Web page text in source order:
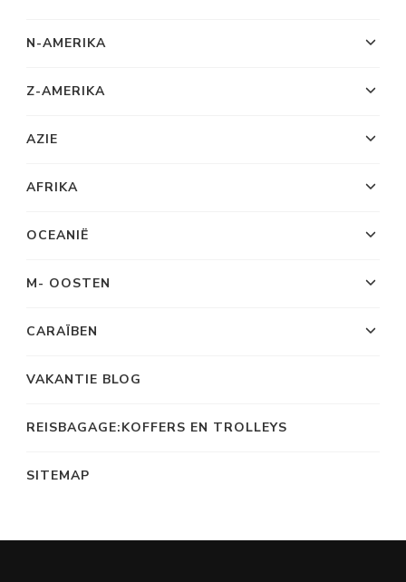
N-AMERIKA
Z-AMERIKA
AZIE
AFRIKA
OCEANIË
M- OOSTEN
CARAÏBEN
VAKANTIE BLOG
REISBAGAGE:KOFFERS EN TROLLEYS
SITEMAP